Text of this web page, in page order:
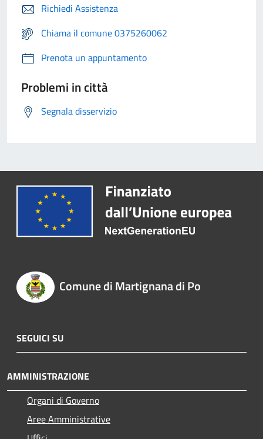
Richiedi Assistenza
Chiama il comune 0375260062
Prenota un appuntamento
Problemi in città
Segnala disservizio
Comune di Martignana di Po
SEGUICI SU
AMMINISTRAZIONE
Organi di Governo
Aree Amministrative